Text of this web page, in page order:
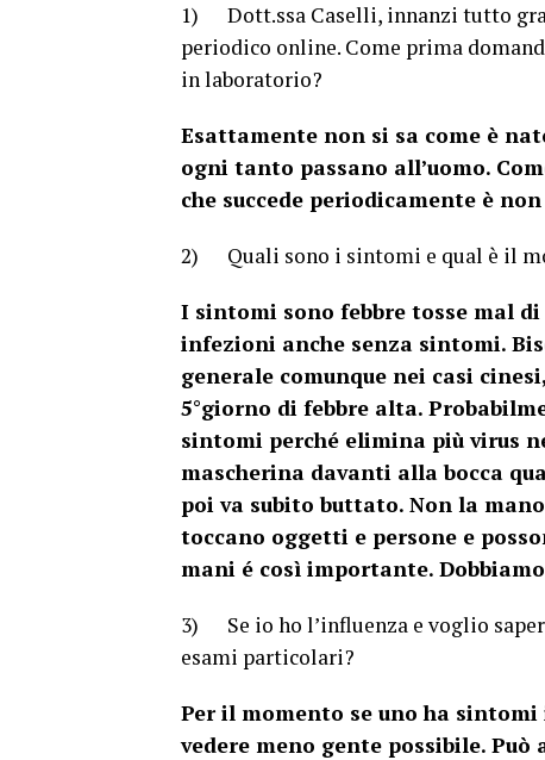
1) Dott.ssa Caselli, innanzi tutto
periodico online. Come prima
in laboratorio?
Esattamente non si sa come è
ogni tanto passano all’uomo.
che succede periodicamente è
2) Quali sono i sintomi e qual è il
I sintomi sono febbre tosse mal
infezioni anche senza sintomi.
generale comunque nei casi
5°giorno di febbre alta.
sintomi perché elimina più virus
mascherina davanti alla bocca
poi va subito buttato. Non la
toccano oggetti e persone e
mani é così importante.
3) Se io ho l’influenza e voglio
esami particolari?
Per il momento se uno ha
vedere meno gente possibile.